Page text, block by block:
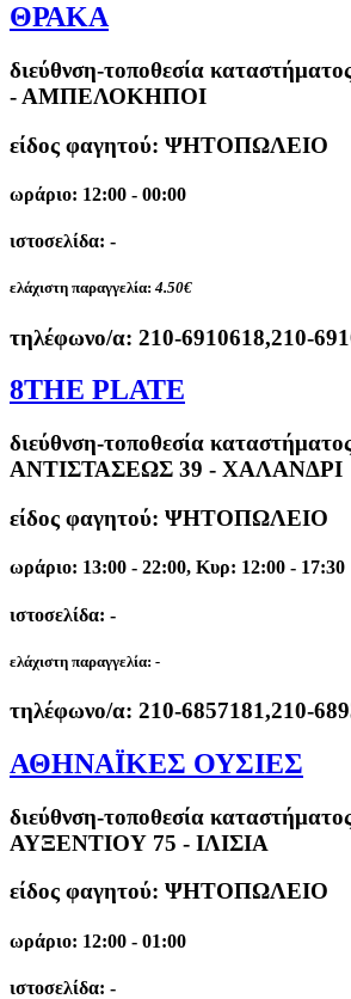
ΘΡΑΚΑ
διεύθνση-τοποθεσία
- ΑΜΠΕΛΟΚΗΠΟΙ
είδος φαγητού: ΨΗΤΟΠΩΛΕΙΟ
ωράριο: 12:00 - 00:00
ιστοσελίδα: -
ελάχιστη παραγγελία: 4.50€
τηλέφωνο/α: 210-6910618,210-
8THE PLATE
διεύθνση-τοποθεσία
ΑΝΤΙΣΤΑΣΕΩΣ 39 - ΧΑΛΑΝΔΡΙ
είδος φαγητού: ΨΗΤΟΠΩΛΕΙΟ
ωράριο: 13:00 - 22:00, Κυρ: 12:00 - 17:30
ιστοσελίδα: -
ελάχιστη παραγγελία: -
τηλέφωνο/α: 210-6857181,210-
ΑΘΗΝΑΪΚΕΣ ΟΥΣΙΕΣ
διεύθνση-τοποθεσία
ΑΥΞΕΝΤΙΟΥ 75 - ΙΛΙΣΙΑ
είδος φαγητού: ΨΗΤΟΠΩΛΕΙΟ
ωράριο: 12:00 - 01:00
ιστοσελίδα: -